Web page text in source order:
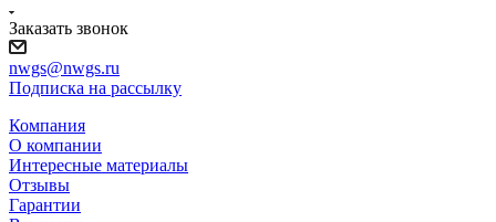
Заказать звонок
nwgs@nwgs.ru
Подписка на рассылку
Компания
О компании
Интересные материалы
Отзывы
Гарантии